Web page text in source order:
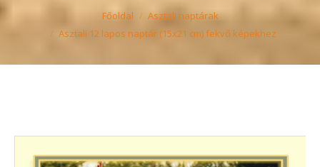
Főoldal
Asztali naptárak
Asztali 12 lapos naptár (15x21 cm) fekvő képekhez